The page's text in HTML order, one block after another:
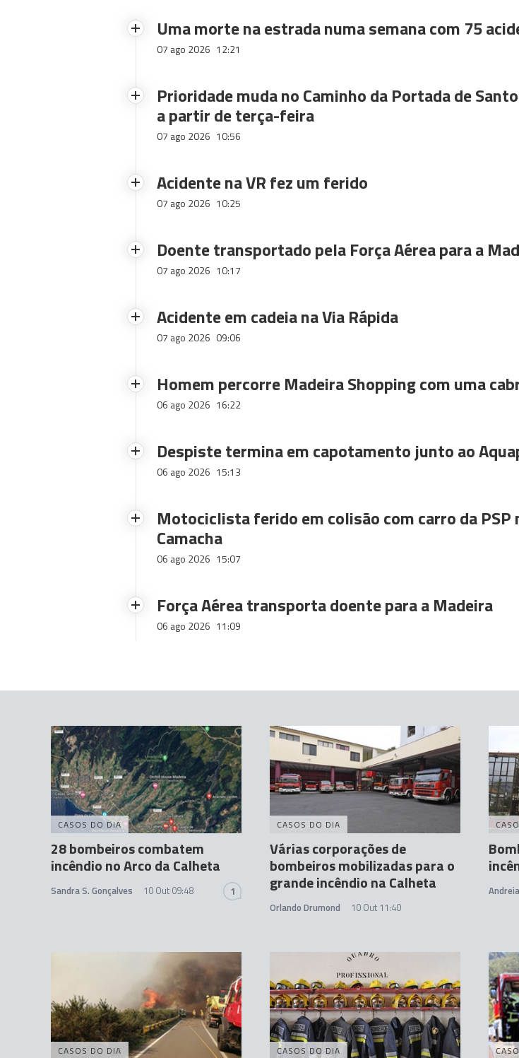
Uma morte na estrada numa semana com 75
07 ago 2026 12:21
Prioridade muda no Caminho da Portada de
a partir de terça-feira
07 ago 2026 10:56
Acidente na VR fez um ferido
07 ago 2026 10:25
Doente transportado pela Força Aérea para a
07 ago 2026 10:17
Acidente em cadeia na Via Rápida
07 ago 2026 09:06
Homem percorre Madeira Shopping com uma
06 ago 2026 16:22
Despiste termina em capotamento junto ao
06 ago 2026 15:13
Motociclista ferido em colisão com carro da PSP
Camacha
06 ago 2026 15:07
Força Aérea transporta doente para a Madeira
06 ago 2026 11:09
CASOS DO DIA
28 bombeiros combatem
incêndio no Arco da Calheta
Sandra S. Gonçalves 10 Out 09:48 1
CASOS DO DIA
Várias corporações de
bombeiros mobilizadas para o
grande incêndio na Calheta
Orlando Drumond 10 Out 11:40
CASOS DO DIA CASOS DO DIA